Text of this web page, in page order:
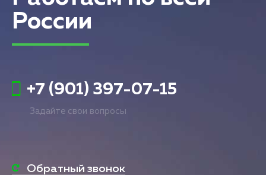
России
+7 (901) 397-07-15
Задайте свои вопросы
Обратный звонок